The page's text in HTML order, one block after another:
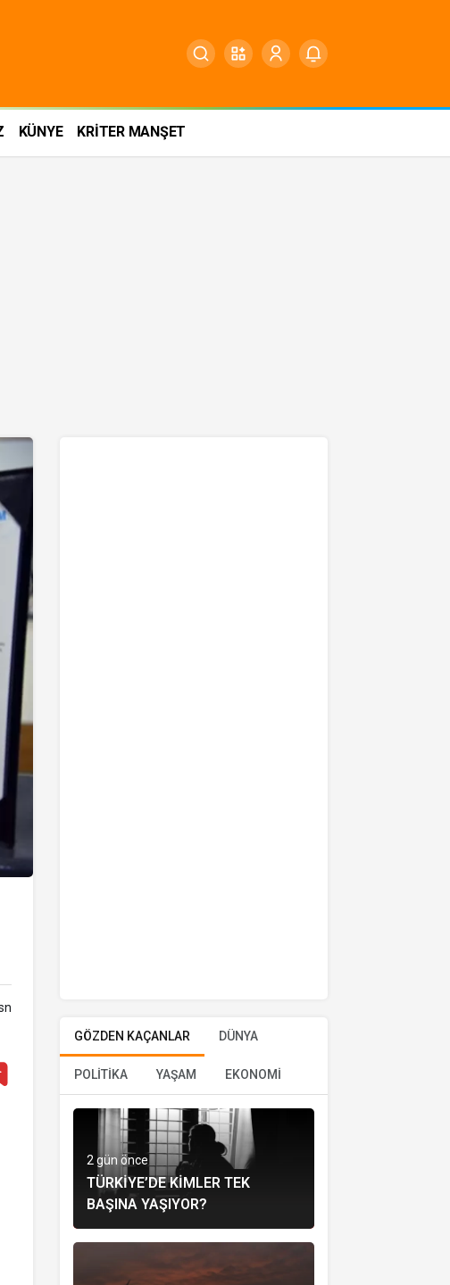
KÜNYE KRİTER MANŞET
GÖZDEN KAÇANLAR DÜNYA
POLİTİKA YAŞAM EKONOMİ
2 gün önce
TÜRKIYE’DE KIMLER TEK
BAŞINA YAŞIYOR?